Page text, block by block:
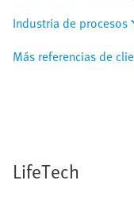
Industria de procesos
Más referencias de
LifeTech